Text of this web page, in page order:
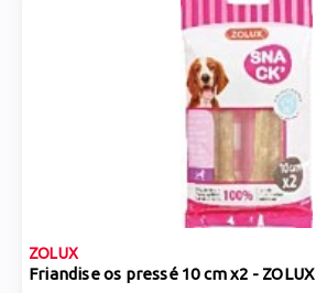
ZOLUX
Friandise os pressé 10 cm x2 - ZOLUX